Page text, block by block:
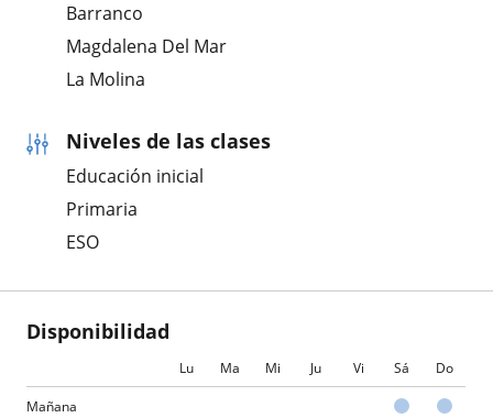
Barranco
Magdalena Del Mar
La Molina
Niveles de las clases
Educación inicial
Primaria
ESO
Disponibilidad
Lu Ma Mi Ju Vi Sá Do
Mañana